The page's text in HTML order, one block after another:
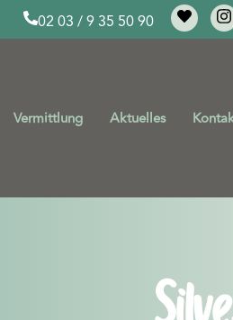
02 03 / 9 35 50 90
Vermittlung Aktuelles